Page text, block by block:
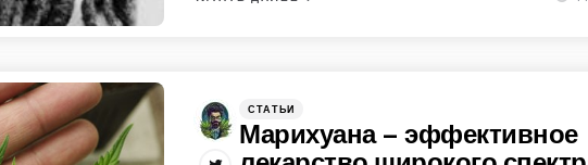
Категории
Posted
СТАТЬИ
Марихуана – эффективное